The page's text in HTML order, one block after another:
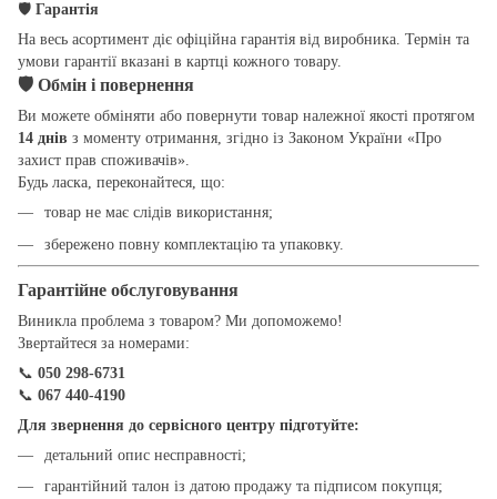
🛡 Гарантія
На весь асортимент діє офіційна гарантія від виробника. Термін та
умови гарантії вказані в картці кожного товару.
🛡 Обмін і повернення
Ви можете обміняти або повернути товар належної якості протягом
14 днів з моменту отримання, згідно із Законом України «Про
захист прав споживачів».
Будь ласка, переконайтеся, що:
товар не має слідів використання;
збережено повну комплектацію та упаковку.
Гарантійне обслуговування
Виникла проблема з товаром? Ми допоможемо!
Звертайтеся за номерами:
📞 050 298-6731
📞 067 440-4190
Для звернення до сервісного центру підготуйте:
детальний опис несправності;
гарантійний талон із датою продажу та підписом покупця;